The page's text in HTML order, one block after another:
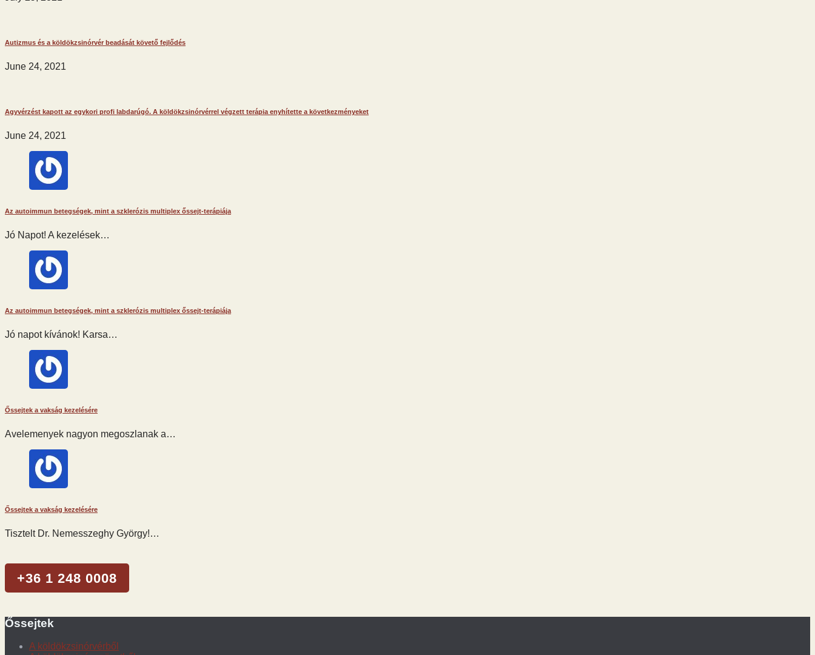
Autizmus és a köldökzsinórvér beadását követő fejlődés
June 24, 2021
Agyvérzést kapott az egykori profi labdarúgó. A köldökzsinórvérrel végzett terápia enyhítette a következményeket
June 24, 2021
Az autoimmun betegségek, mint a szklerózis multiplex őssejt-terápiája
Jó Napot! A kezelések…
Az autoimmun betegségek, mint a szklerózis multiplex őssejt-terápiája
Jó napot kívánok! Karsa…
Őssejtek a vakság kezelésére
Avelemenyek nagyon megoszlanak a…
Őssejtek a vakság kezelésére
Tisztelt Dr. Nemesszeghy György!…
+36 1 248 0008
Őssejtek
A köldökzsinórvérből